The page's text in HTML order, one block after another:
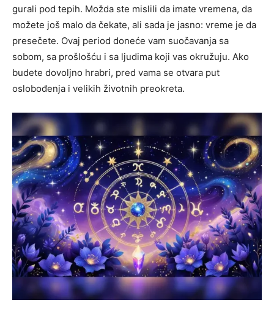
gurali pod tepih. Možda ste mislili da imate vremena, da
možete još malo da čekate, ali sada je jasno: vreme je da
presečete. Ovaj period doneće vam suočavanja sa
sobom, sa prošlošću i sa ljudima koji vas okružuju. Ako
budete dovoljno hrabri, pred vama se otvara put
oslobođenja i velikih životnih preokreta.